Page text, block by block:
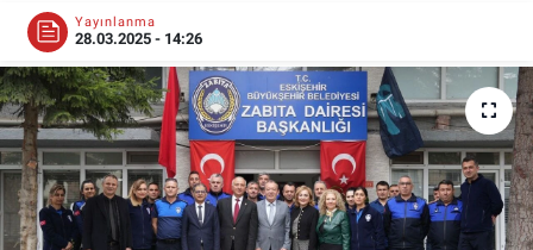
Yayınlanma
28.03.2025 - 14:26
TEKNOLOJİ
YEMEK
ESKİŞEHİR NÖBETÇİ ECZANELER
Eskişehir Haber İçerikleri
Son Dakika Haberleri
Haber Arşivi